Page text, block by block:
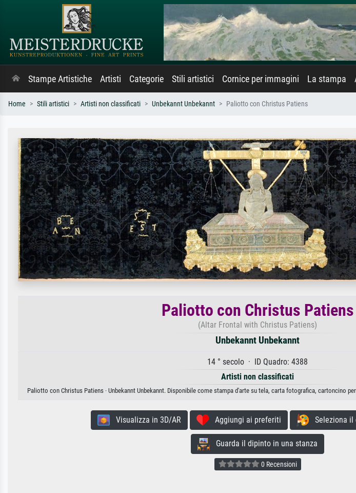
Stampe Artistiche Artisti Categorie Stili artistici Cornice per immagini La stampa
Home Stili artistici Artisti non classificati Unbekannt Unbekannt Paliotto con Christus Patiens
Paliotto con Christus Patiens
(Altar Frontal with Christus Patiens)
Unbekannt Unbekannt
14 ° secolo · ID Quadro: 4388
Artisti non classificati
Paliotto con Christus Patiens · Unbekannt Unbekannt. Disponibile come stampa d'arte su tela, carta fotografica, cartoncino
Visualizza in 3D/AR Aggiungi ai preferiti Seleziona il
Guarda il dipinto in una stanza
0 Recensioni